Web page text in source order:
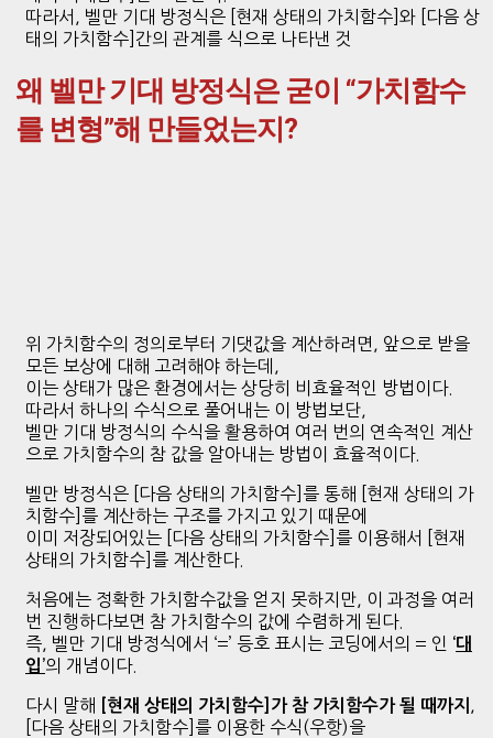
따라서, 벨만 기대 방정식은 [현재 상태의 가치함수]와 [다음 상
태의 가치함수]간의 관계를 식으로 나타낸 것
왜 벨만 기대 방정식은 굳이 “가치함수
를 변형”해 만들었는지?
위 가치함수의 정의로부터 기댓값을 계산하려면, 앞으로 받을
모든 보상에 대해 고려해야 하는데,
이는 상태가 많은 환경에서는 상당히 비효율적인 방법이다.
따라서 하나의 수식으로 풀어내는 이 방법보단,
벨만 기대 방정식의 수식을 활용하여 여러 번의 연속적인 계산
으로 가치함수의 참 값을 알아내는 방법이 효율적이다.
벨만 방정식은 [다음 상태의 가치함수]를 통해 [현재 상태의 가
치함수]를 계산하는 구조를 가지고 있기 때문에
이미 저장되어있는 [다음 상태의 가치함수]를 이용해서 [현재
상태의 가치함수]를 계산한다.
처음에는 정확한 가치함수값을 얻지 못하지만, 이 과정을 여러
번 진행하다보면 참 가치함수의 값에 수렴하게 된다.
즉, 벨만 기대 방정식에서 ‘=’ 등호 표시는 코딩에서의 = 인 ‘대
입’의 개념이다.
다시 말해 [현재 상태의 가치함수]가 참 가치함수가 될 때까지
[다음 상태의 가치함수]를 이용한 수식(우항)을